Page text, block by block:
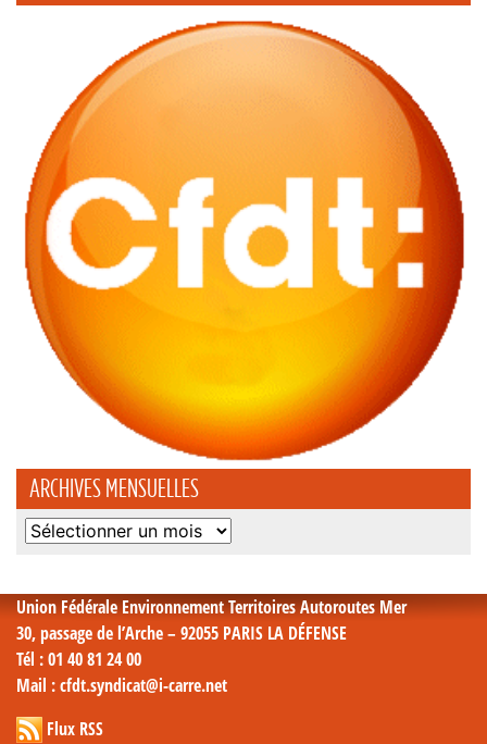
ARCHIVES MENSUELLES
Archives
Union Fédérale Environnement Territoires Autoroutes Mer
30, passage de l’Arche – 92055 PARIS LA DÉFENSE
Tél : 01 40 81 24 00
Mail : cfdt.syndicat@i-carre.net
Flux RSS